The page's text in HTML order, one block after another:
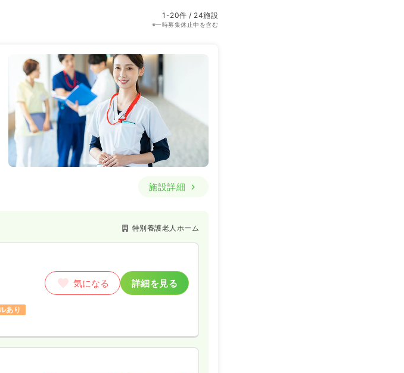
1-20件 / 24施設
※一時募集休止中を含む
施設詳細
特別養護老人ホーム
あり
気になる 詳細を見る